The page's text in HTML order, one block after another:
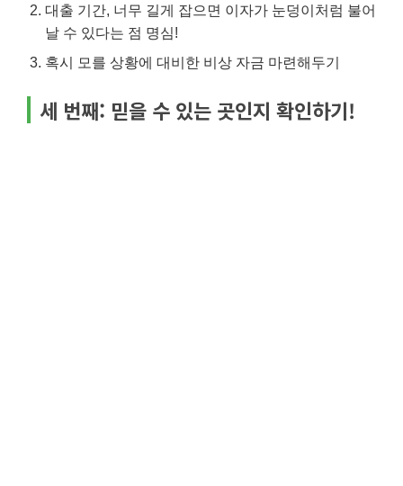
대출 기간, 너무 길게 잡으면 이자가 눈덩이처럼 불어
날 수 있다는 점 명심!
혹시 모를 상황에 대비한 비상 자금 마련해두기
세 번째: 믿을 수 있는 곳인지 확인하기!